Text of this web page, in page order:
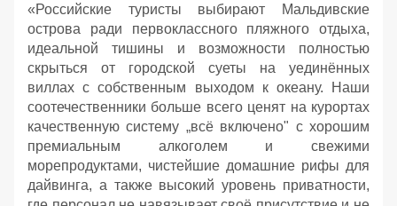
«Российские туристы выбирают Мальдивские
острова ради первоклассного пляжного отдыха,
идеальной тишины и возможности полностью
скрыться от городской суеты на уединённых
виллах с собственным выходом к океану. Наши
соотечественники больше всего ценят на курортах
качественную систему „всё включено" с хорошим
премиальным алкоголем и свежими
морепродуктами, чистейшие домашние рифы для
дайвинга, а также высокий уровень приватности,